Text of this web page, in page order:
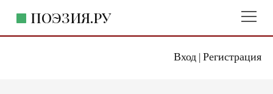
Вход| Регистрация
ПОЭЗИЯ.РУ